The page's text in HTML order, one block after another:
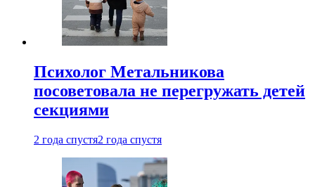
Психолог Метальникова
посоветовала не перегружать детей
секциями
2 года спустя2 года спустя